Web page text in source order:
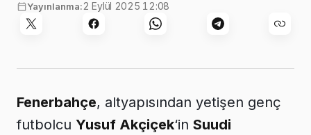
Yayınlanma:2 Eylül 2025 12:08
Fenerbahçe, altyapısından yetişen genç
futbolcu Yusuf Akçiçek‘in Suudi